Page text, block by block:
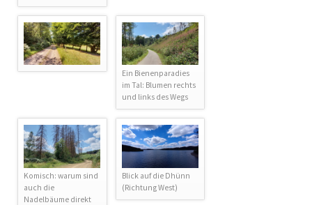
Ein Bienenparadies
im Tal: Blumen rechts
und links des Wegs
Komisch: warum sind
auch die
Nadelbäume direkt
Blick auf die Dhünn
(Richtung West)